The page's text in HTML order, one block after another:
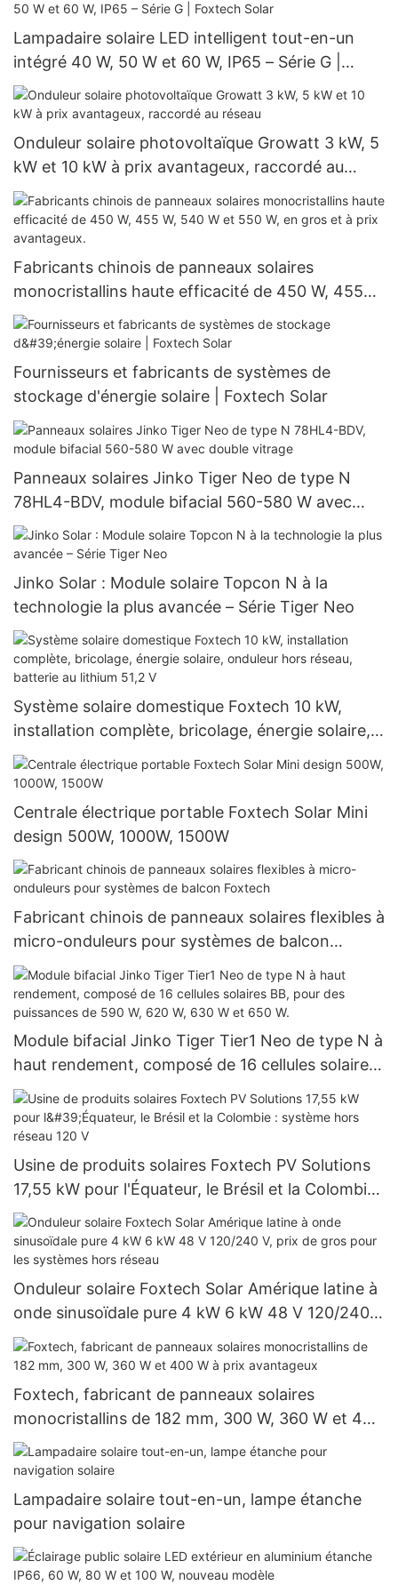
Lampadaire solaire LED intelligent tout-en-un
intégré 40 W, 50 W et 60 W, IP65 – Série G |
Foxtech Solar
Onduleur solaire photovoltaïque Growatt 3 kW, 5
kW et 10 kW à prix avantageux, raccordé au
réseau
Fabricants chinois de panneaux solaires
monocristallins haute efficacité de 450 W, 455
W, 540 W et 550 W, en gros et à prix avantageux.
Fournisseurs et fabricants de systèmes de
stockage d'énergie solaire | Foxtech Solar
Panneaux solaires Jinko Tiger Neo de type N
78HL4-BDV, module bifacial 560-580 W avec
double vitrage
Jinko Solar : Module solaire Topcon N à la
technologie la plus avancée – Série Tiger Neo
Système solaire domestique Foxtech 10 kW,
installation complète, bricolage, énergie solaire,
onduleur hors réseau, batterie au lithium 51,2 V
Centrale électrique portable Foxtech Solar Mini
design 500W, 1000W, 1500W
Fabricant chinois de panneaux solaires flexibles à
micro-onduleurs pour systèmes de balcon
Foxtech
Module bifacial Jinko Tiger Tier1 Neo de type N à
haut rendement, composé de 16 cellules solaires
BB, pour des puissances de 590 W, 620 W, 630 W
et 650 W.
Usine de produits solaires Foxtech PV Solutions
17,55 kW pour l'Équateur, le Brésil et la Colombie :
système hors réseau 120 V
Onduleur solaire Foxtech Solar Amérique latine à
onde sinusoïdale pure 4 kW 6 kW 48 V 120/240
V, prix de gros pour les systèmes hors réseau
Foxtech, fabricant de panneaux solaires
monocristallins de 182 mm, 300 W, 360 W et 400
W à prix avantageux
Lampadaire solaire tout-en-un, lampe étanche
pour navigation solaire